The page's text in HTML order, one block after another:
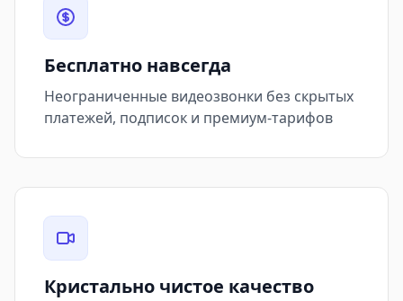
Бесплатно навсегда
Неограниченные видеозвонки без скрытых
платежей, подписок и премиум-тарифов
Кристально чистое качество